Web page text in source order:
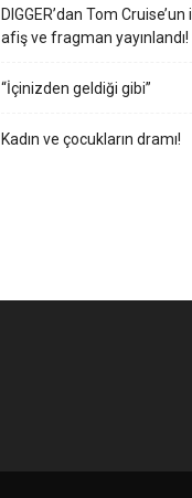
DIGGER’dan Tom
afiş ve fragman yayınlandı!
“İçinizden geldiği gibi”
Kadın ve çocukların dramı!